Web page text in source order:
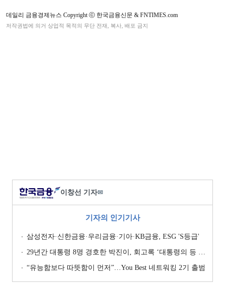
데일리 금융경제뉴스 Copyright ⓒ 한국금융신문 & FNTIMES.com
저작권법에 의거 상업적 목적의 무단 전재, 복사, 배포 금지
이창선 기자✉
기자의 인기기사
삼성전자·신한금융·우리금융·기아·KB금융, ESG 'S등급'
29년간 대통령 8명 경호한 박진이, 회고록 ‘대통령의 등 뒤 1미터’ 출간
“유능함보다 따뜻함이 먼저”…You Best 네트워킹 2기 출범